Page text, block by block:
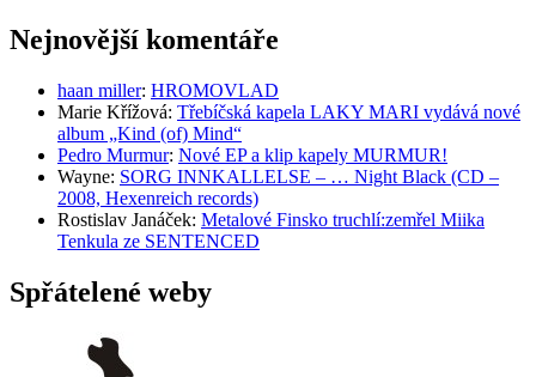
Nejnovější komentáře
haan miller: HROMOVLAD
Marie Křížová: Třebíčská kapela LAKY MARI vydává nové
album „Kind (of) Mind“
Pedro Murmur: Nové EP a klip kapely MURMUR!
Wayne: SORG INNKALLELSE – … Night Black (CD –
2008, Hexenreich records)
Rostislav Janáček: Metalové Finsko truchlí:zemřel Miika
Tenkula ze SENTENCED
Spřátelené weby